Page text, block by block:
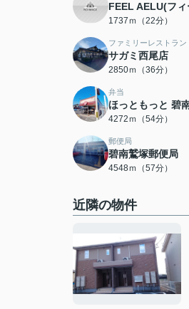
FEEL AELU(フ
1737ｍ（22分）
ファミリーレストラン
サガミ西尾店
2850ｍ（36分）
弁当
ほっともっと 碧
4272ｍ（54分）
郵便局
碧南鷲塚郵便局
4548ｍ（57分）
近隣の物件